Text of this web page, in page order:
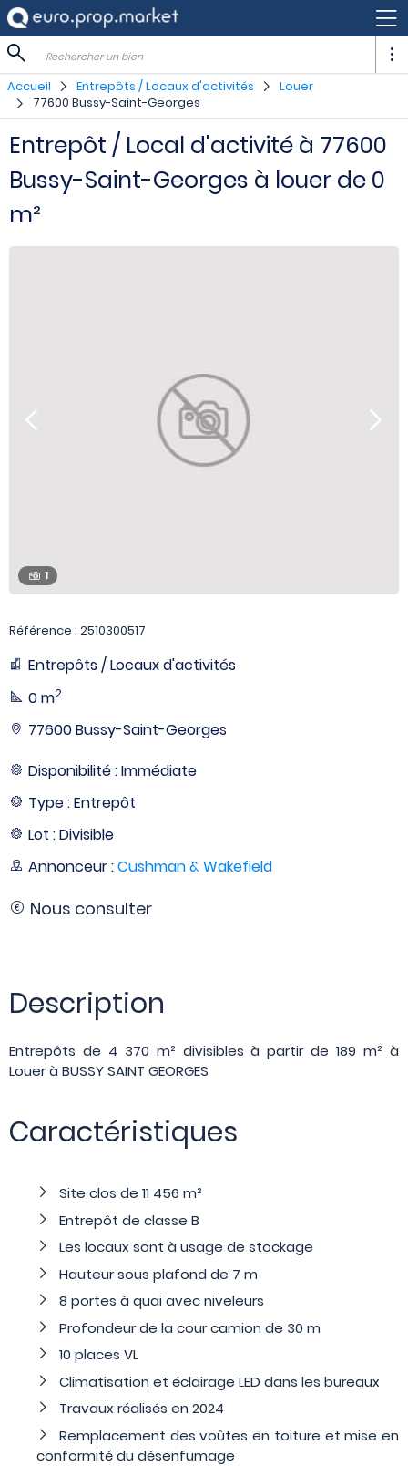
Rechercher un bien
Accueil Entrepôts / Locaux d'activités
Louer
77600 Bussy-Saint-Georges
Entrepôt / Local d'activité à 77600
Bussy-Saint-Georges à louer de 0
m²
1
Référence : 2510300517
Entrepôts / Locaux d'activités
0 m2
77600 Bussy-Saint-Georges
Disponibilité : Immédiate
Type : Entrepôt
Lot : Divisible
Annonceur :Cushman & Wakefield
Nous consulter
Description
Entrepôts de 4 370 m² divisibles à partir de 189 m² à
Louer à BUSSY SAINT GEORGES
Caractéristiques
Site clos de 11 456 m²
Entrepôt de classe B
Les locaux sont à usage de stockage
Hauteur sous plafond de 7 m
8 portes à quai avec niveleurs
Profondeur de la cour camion de 30 m
10 places VL
Climatisation et éclairage LED dans les bureaux
Travaux réalisés en 2024
Remplacement des voûtes en toiture et mise en
conformité du désenfumage